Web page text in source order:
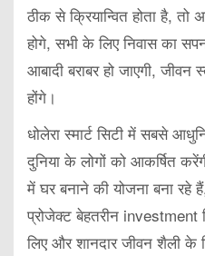
ठीक से क्रियान्वित होता है,
होगे, सभी के लिए निवास का
आबादी बराबर हो जाएगी, जीवन
होंगे।
धोलेरा स्मार्ट सिटी में सबसे
दुनिया के लोगों को आकर्षित
में घर बनाने की योजना बना रहे
प्रोजेक्ट बेहतरीन
लिए और शानदार जीवन शैली के